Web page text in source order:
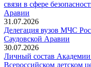
связи в сфере
Аравии
31.07.2026
Делегация вузов МЧС
Саудовской Аравии
30.07.2026
Личный состав
Всероссийском детском